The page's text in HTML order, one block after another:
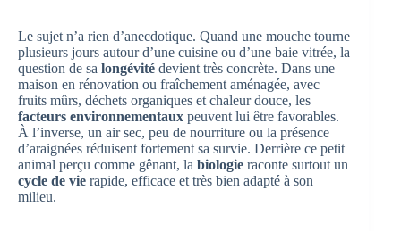
Le sujet n’a rien d’anecdotique. Quand une mouche tourne
plusieurs jours autour d’une cuisine ou d’une baie vitrée, la
question de sa longévité devient très concrète. Dans une
maison en rénovation ou fraîchement aménagée, avec
fruits mûrs, déchets organiques et chaleur douce, les
facteurs environnementaux peuvent lui être favorables.
À l’inverse, un air sec, peu de nourriture ou la présence
d’araignées réduisent fortement sa survie. Derrière ce petit
animal perçu comme gênant, la biologie raconte surtout un
cycle de vie rapide, efficace et très bien adapté à son
milieu.